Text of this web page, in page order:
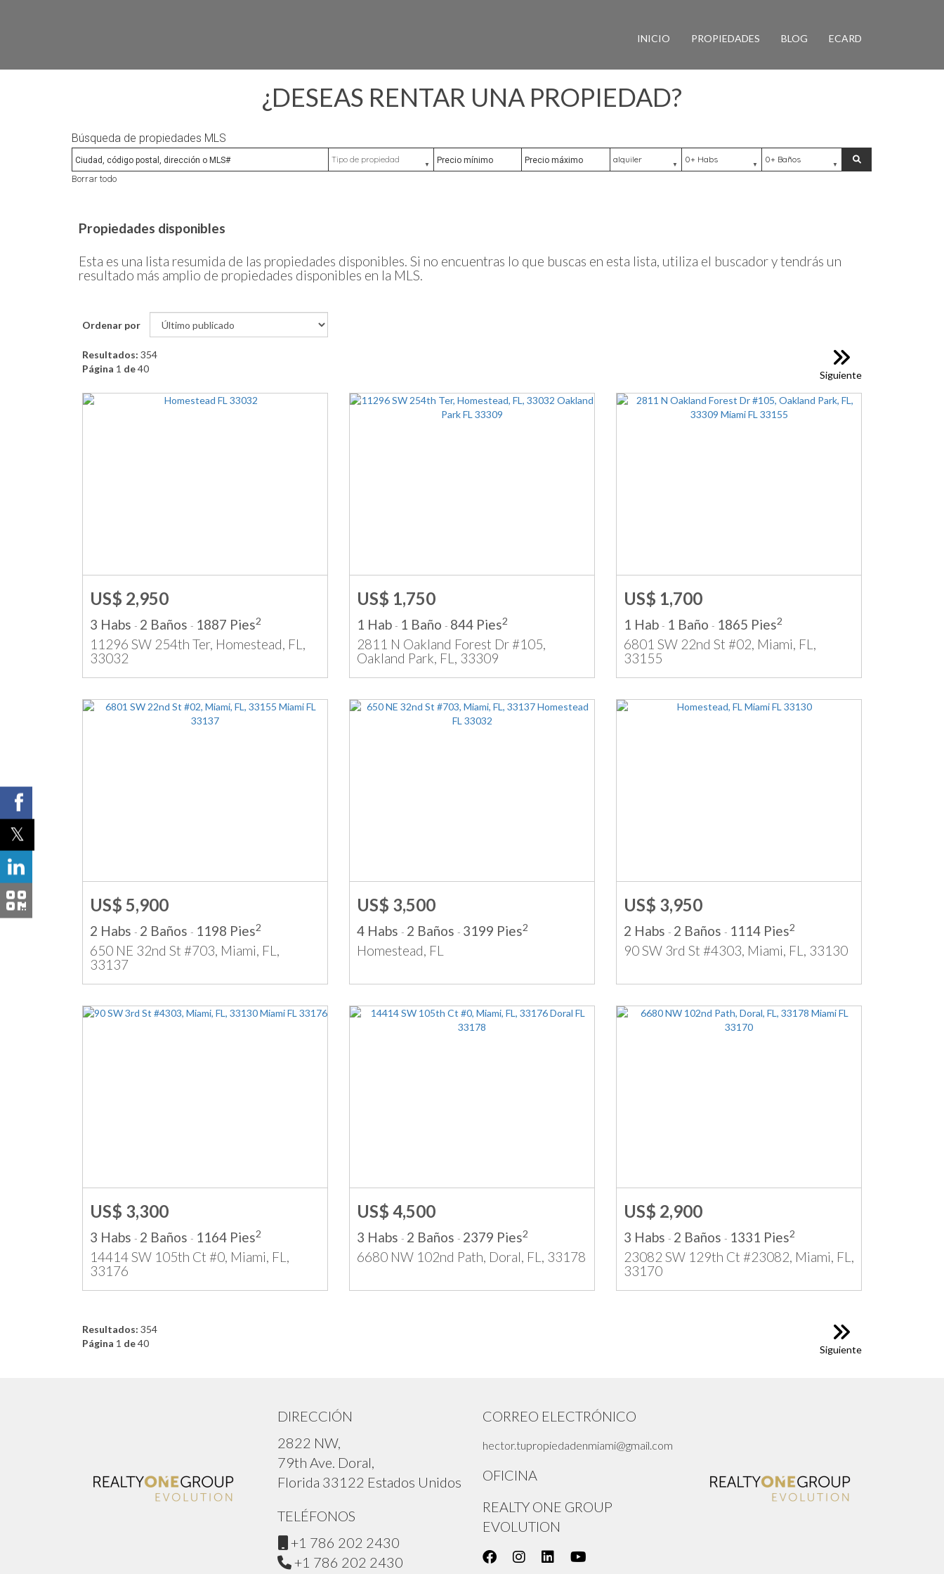
INICIO PROPIEDADES BLOG ECARD
¿DESEAS RENTAR UNA PROPIEDAD?
Búsqueda de propiedades MLS
Borrar todo
Propiedades disponibles
Esta es una lista resumida de las propiedades disponibles. Si no encuentras lo que buscas en esta lista, utiliza el buscador y tendrás un
resultado más amplio de propiedades disponibles en la MLS.
Ordenar por
Siguiente
Resultados: 354
Página 1 de40
US$ 2,950
3 Habs - 2 Baños - 1887 Pies2
11296 SW 254th Ter, Homestead, FL,
33032
US$ 1,750
1 Hab - 1 Baño - 844 Pies2
2811 N Oakland Forest Dr #105,
Oakland Park, FL, 33309
US$ 1,700
1 Hab - 1 Baño - 1865 Pies2
6801 SW 22nd St #02, Miami, FL,
33155
US$ 5,900
2 Habs - 2 Baños - 1198 Pies2
650 NE 32nd St #703, Miami, FL,
33137
US$ 3,500
4 Habs - 2 Baños - 3199 Pies2
Homestead, FL
US$ 3,950
2 Habs - 2 Baños - 1114 Pies2
90 SW 3rd St #4303, Miami, FL, 33130
US$ 3,300
3 Habs - 2 Baños - 1164 Pies2
14414 SW 105th Ct #0, Miami, FL,
33176
US$ 4,500
3 Habs - 2 Baños - 2379 Pies2
6680 NW 102nd Path, Doral, FL, 33178
US$ 2,900
3 Habs - 2 Baños - 1331 Pies2
23082 SW 129th Ct #23082, Miami, FL,
33170
Siguiente
Resultados: 354
Página 1 de40
DIRECCIÓN
2822 NW,
79th Ave. Doral,
Florida 33122 Estados Unidos
TELÉFONOS
+1 786 202 2430
+1 786 202 2430
CORREO ELECTRÓNICO
hector.tupropiedadenmiami@gmail.com
OFICINA
REALTY ONE GROUP
EVOLUTION